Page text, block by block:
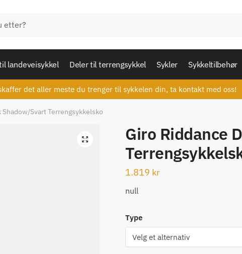
landeveisykkel Deler til terrengsykkel Sykler Sykkeltilbehør
det aller meste du trenger til sykkelen din, ta kontakt med oss!
Shadow/Svart Terrengsykkelsko
🔍
Giro Riddance
1.819 kr
null
Type